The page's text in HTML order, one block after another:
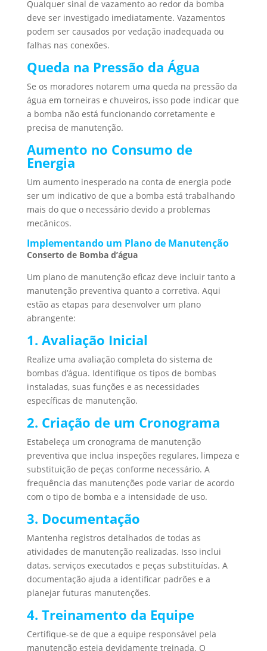
Qualquer sinal de vazamento ao redor da bomba
deve ser investigado imediatamente. Vazamentos
podem ser causados por vedação inadequada ou
falhas nas conexões.
Queda na Pressão da Água
Se os moradores notarem uma queda na pressão da
água em torneiras e chuveiros, isso pode indicar que
a bomba não está funcionando corretamente e
precisa de manutenção.
Aumento no Consumo de
Energia
Um aumento inesperado na conta de energia pode
ser um indicativo de que a bomba está trabalhando
mais do que o necessário devido a problemas
mecânicos.
Implementando um Plano de Manutenção
Conserto de Bomba d’água
Um plano de manutenção eficaz deve incluir tanto a
manutenção preventiva quanto a corretiva. Aqui
estão as etapas para desenvolver um plano
abrangente:
1. Avaliação Inicial
Realize uma avaliação completa do sistema de
bombas d’água. Identifique os tipos de bombas
instaladas, suas funções e as necessidades
específicas de manutenção.
2. Criação de um Cronograma
Estabeleça um cronograma de manutenção
preventiva que inclua inspeções regulares, limpeza e
substituição de peças conforme necessário. A
frequência das manutenções pode variar de acordo
com o tipo de bomba e a intensidade de uso.
3. Documentação
Mantenha registros detalhados de todas as
atividades de manutenção realizadas. Isso inclui
datas, serviços executados e peças substituídas. A
documentação ajuda a identificar padrões e a
planejar futuras manutenções.
4. Treinamento da Equipe
Certifique-se de que a equipe responsável pela
manutenção esteja devidamente treinada. O